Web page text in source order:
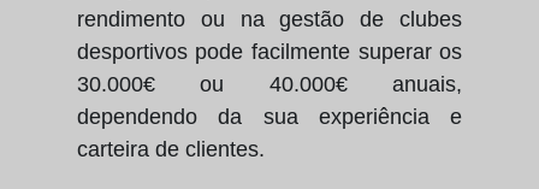
rendimento ou na gestão de clubes
desportivos pode facilmente superar os
30.000€ ou 40.000€ anuais,
dependendo da sua experiência e
carteira de clientes.